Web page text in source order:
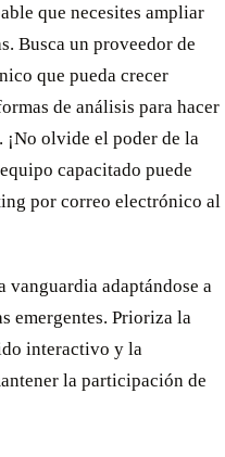
que necesites ampliar
Busca un proveedor de
que pueda crecer
de análisis para hacer
olvide el poder de la
capacitado puede
por correo electrónico al
vanguardia adaptándose a
emergentes. Prioriza la
interactivo y la
la participación de